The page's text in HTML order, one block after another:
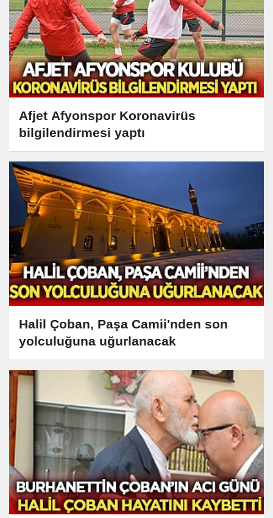
Afjet Afyonspor Koronavirüs
bilgilendirmesi yaptı
Halil Çoban, Paşa Camii'nden son
yolculuğuna uğurlanacak